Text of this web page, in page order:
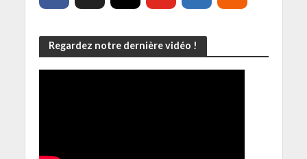
Regardez notre dernière vidéo !